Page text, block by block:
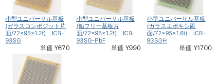
小型ユニバーサル基板
(ガラスコンポジット片
面/72×95×1.2t) ICB-
93SG
単価 ¥670
小型ユニバーサル基板
(鉛フリー基板片
面/72×95×1.2t) ICB-
93SG-PbF
単価 ¥990
小型ユニバーサル基板
(ガラスエポキシ両
面/72×95×1.6t) ICB-
93SGH
単価 ¥1700